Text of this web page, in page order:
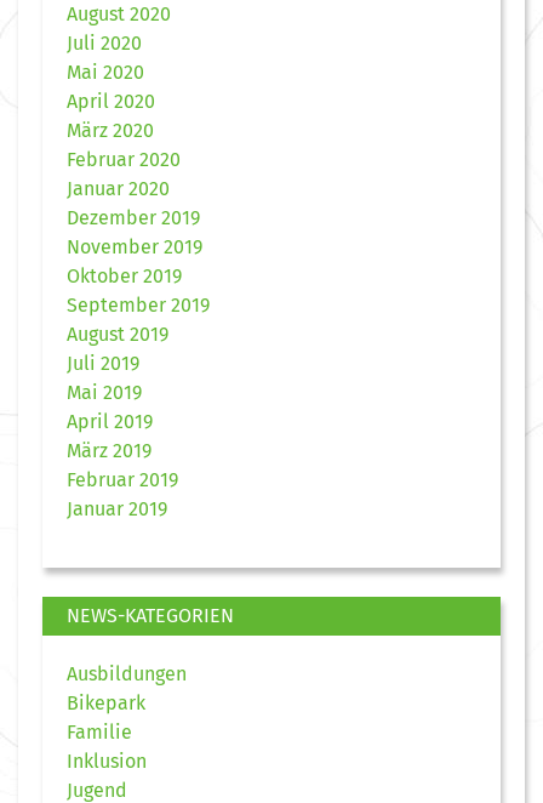
August 2020
Juli 2020
Mai 2020
April 2020
März 2020
Februar 2020
Januar 2020
Dezember 2019
November 2019
Oktober 2019
September 2019
August 2019
Juli 2019
Mai 2019
April 2019
März 2019
Februar 2019
Januar 2019
NEWS-KATEGORIEN
Ausbildungen
Bikepark
Familie
Inklusion
Jugend